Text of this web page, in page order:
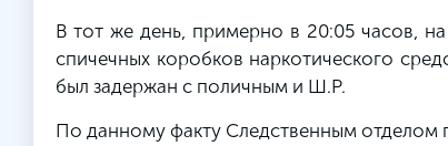
В тот же день, примерно в 20:05 часов,
спичечных коробков наркотического
был задержан с поличным и Ш.Р.
По данному факту Следственным